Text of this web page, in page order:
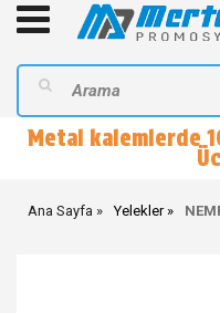
Metal kalemlerde
Ana Sayfa Yelekler